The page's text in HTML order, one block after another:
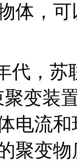
体，
，苏
变装
电流
聚变